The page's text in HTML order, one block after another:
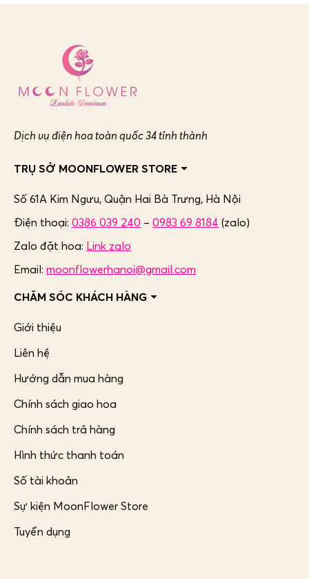
Dịch vụ điện hoa toàn quốc 34 tỉnh thành
TRỤ SỞ MOONFLOWER STORE
Số 61A Kim Ngưu, Quận Hai Bà Trưng, Hà Nội
Điện thoại: 0386 039 240 – 0983 69 8184 (zalo)
Zalo đặt hoa: Link zalo
Email: moonflowerhanoi@gmail.com
CHĂM SÓC KHÁCH HÀNG
Giới thiệu
Liên hệ
Hướng dẫn mua hàng
Chính sách giao hoa
Chính sách trả hàng
Hình thức thanh toán
Số tài khoản
Sự kiện MoonFlower Store
Tuyển dụng